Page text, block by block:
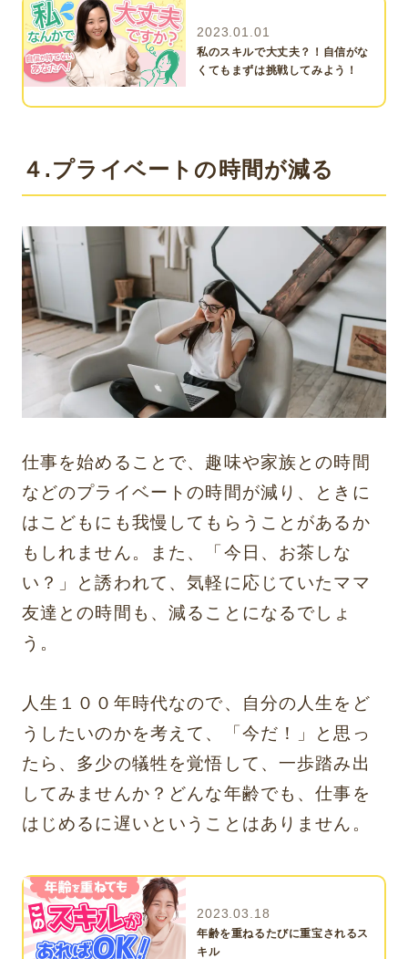
2023.01.01
私のスキルで大丈夫？！自信がな
くてもまずは挑戦してみよう！
４.プライベートの時間が減る
仕事を始めることで、趣味や家族との時間
などのプライベートの時間が減り、ときに
はこどもにも我慢してもらうことがあるか
もしれません。また、「今日、お茶しな
い？」と誘われて、気軽に応じていたママ
友達との時間も、減ることになるでしょ
う。
人生１００年時代なので、自分の人生をど
うしたいのかを考えて、「今だ！」と思っ
たら、多少の犠牲を覚悟して、一歩踏み出
してみませんか？どんな年齢でも、仕事を
はじめるに遅いということはありません。
2023.03.18
年齢を重ねるたびに重宝されるス
キル